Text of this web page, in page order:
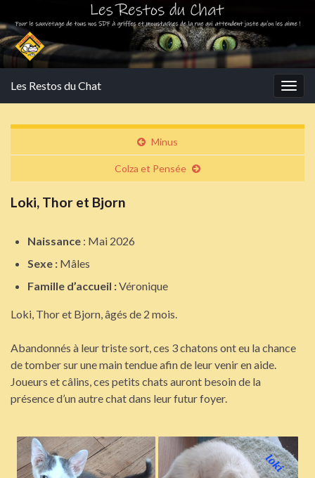
Les Restos du Chat
Minus
Colza et Pensée
Loki, Thor et Bjorn
Naissance : Mai 2026
Sexe : Mâles
Famille d’accueil :Véronique
Loki, Thor et Bjorn, âgés de 2 mois.
Abandonnés à leur triste sort, ces 3 chatons ont eu la chance
de tomber sur une main tendue afin de leur venir en aide.
Joueurs et câlins, ces petits chats auront besoin de la
présence d’un autre chat dans leur futur foyer.